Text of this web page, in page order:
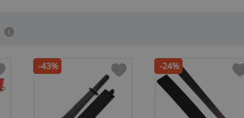
-43% -24%